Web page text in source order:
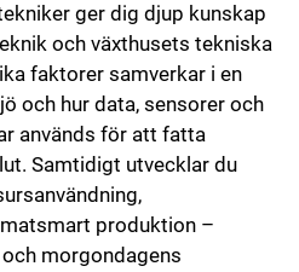
ger dig djup kunskap
och växthusets tekniska
faktorer samverkar i en
och hur data, sensorer och
används för att fatta
Samtidigt utvecklar du
produktion –
morgondagens